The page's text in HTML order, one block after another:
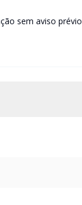
sem aviso prévio